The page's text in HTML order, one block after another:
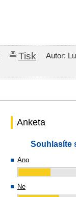
Tisk
Autor:
Anketa
Souhlasíte
Ano
Ne